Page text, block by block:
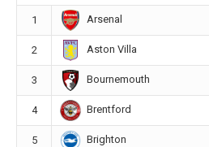
1 Arsenal
2 Aston Villa
3 Bournemouth
4 Brentford
5 Brighton